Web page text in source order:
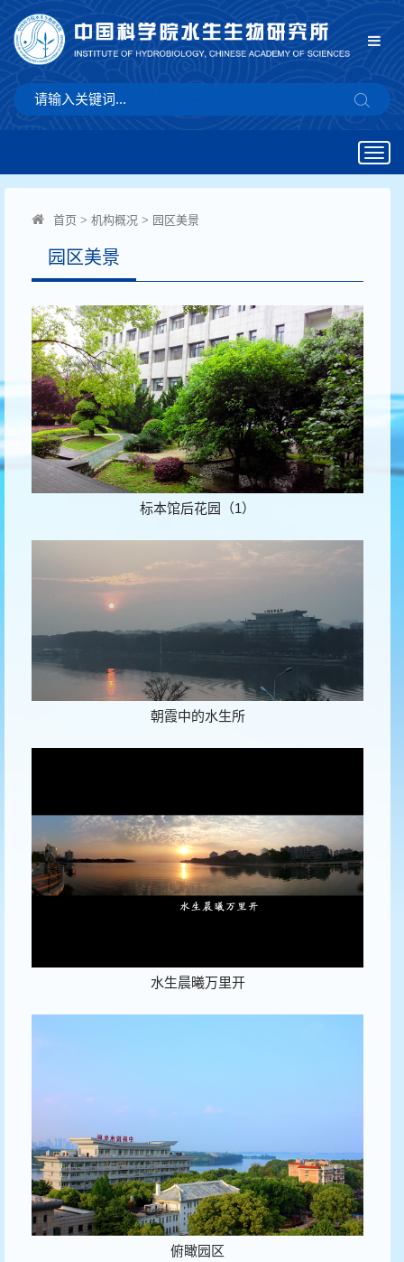
首页 > 机构概况 > 园区美景
园区美景
标本馆后花园（1）
朝霞中的水生所
水生晨曦万里开
俯瞰园区